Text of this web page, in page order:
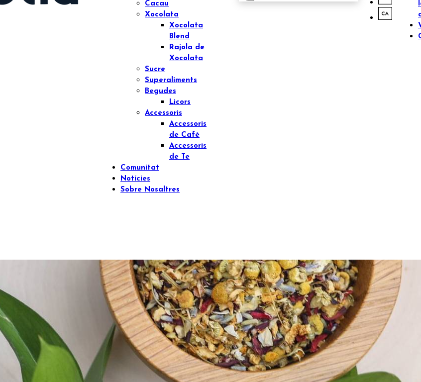
Cacau
Xocolata
Xocolata
Blend
Rajola de
Xocolata
Sucre
Superaliments
Begudes
Licors
Accessoris
Accessoris
de Cafè
Accessoris
de Te
Comunitat
Notícies
Sobre Nosaltres